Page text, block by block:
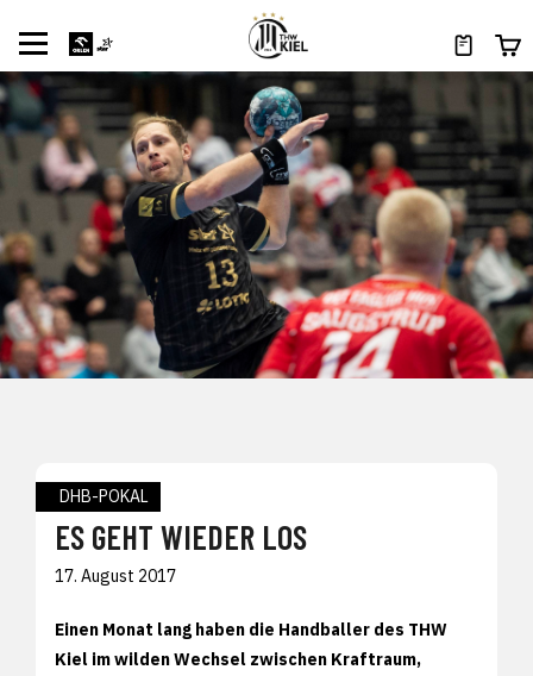
DHB-POKAL
ES GEHT WIEDER LOS
17. August 2017
Einen Monat lang haben die Handballer des THW
Kiel im wilden Wechsel zwischen Kraftraum,